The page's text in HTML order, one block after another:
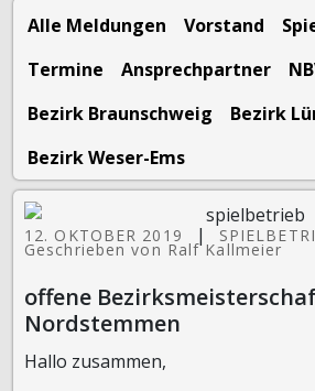
Alle Meldungen Vorstand
Termine
Ansprechpartner
Bezirk Braunschweig
Bezirk
Bezirk Weser-Ems
12. OKTOBER 2019 |
Geschrieben von Ralf Kallmeier
offene
Nordstemmen
Hallo zusammen,